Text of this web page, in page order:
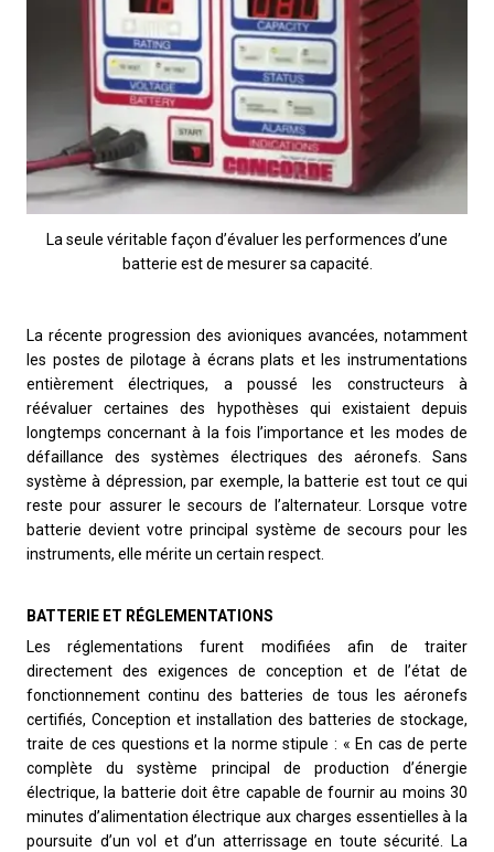
La seule véritable façon d’évaluer les performences d’une
batterie est de mesurer sa capacité.
La récente progression des avioniques avancées, notamment
les postes de pilotage à écrans plats et les instrumentations
entièrement électriques, a poussé les constructeurs à
réévaluer certaines des hypothèses qui existaient depuis
longtemps concernant à la fois l’importance et les modes de
défaillance des systèmes électriques des aéronefs. Sans
système à dépression, par exemple, la batterie est tout ce qui
reste pour assurer le secours de l’alternateur. Lorsque votre
batterie devient votre principal système de secours pour les
instruments, elle mérite un certain respect.
BATTERIE ET RÉGLEMENTATIONS
Les réglementations furent modifiées afin de traiter
directement des exigences de conception et de l’état de
fonctionnement continu des batteries de tous les aéronefs
certifiés, Conception et installation des batteries de stockage,
traite de ces questions et la norme stipule : « En cas de perte
complète du système principal de production d’énergie
électrique, la batterie doit être capable de fournir au moins 30
minutes d’alimentation électrique aux charges essentielles à la
poursuite d’un vol et d’un atterrissage en toute sécurité. La